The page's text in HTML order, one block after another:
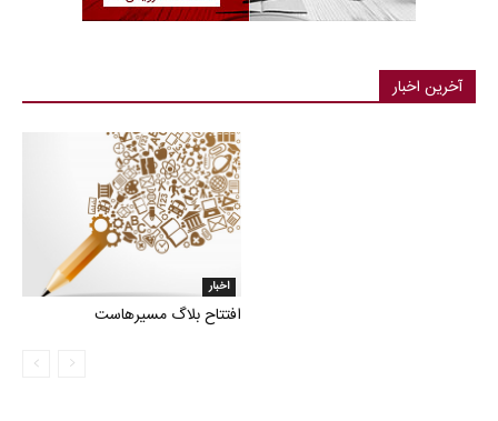
آخرین اخبار
اخبار
افتتاح بلاگ مسیرهاست